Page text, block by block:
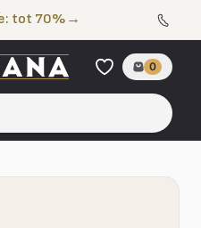
tot 70% →
0